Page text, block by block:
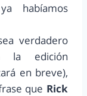
habíamos
verdadero
la edición
en breve),
que Rick